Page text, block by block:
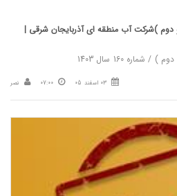
)شرکت آب منطقه ای آذربایجان شرقی |
160 سال 1403
03 اسفند 05 07:00 نصر